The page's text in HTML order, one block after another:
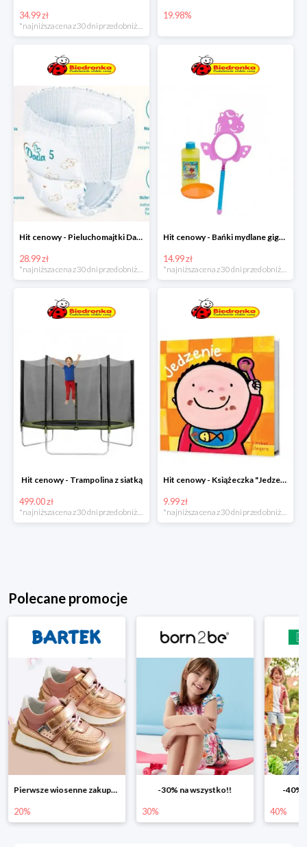
34.99 zł
*najniższa cena z 30 dni przed obniżką
19.98%
Hit cenowy - Pieluchomajtki Dada Pants
28.99 zł
Hit cenowy - Bańki mydlane gigant lub płyn uzupełniający
14.99 zł
Hit cenowy - Trampolina z siatką
499.00 zł
Hit cenowy - Książeczka "Jedzenie"
9.99 zł
Polecane promocje
Pierwsze wiosenne zakupy -20%
20%
-30% na wszystko!!
30%
-40%
40%